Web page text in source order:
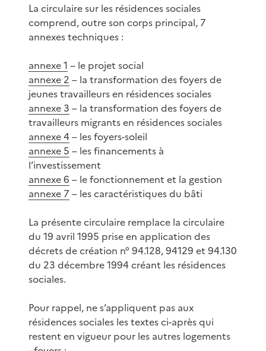
La circulaire sur les résidences sociales
comprend, outre son corps principal, 7
annexes techniques :
annexe 1 – le projet social
annexe 2 – la transformation des foyers de
jeunes travailleurs en résidences sociales
annexe 3 – la transformation des foyers de
travailleurs migrants en résidences sociales
annexe 4 – les foyers-soleil
annexe 5 – les financements à
l’investissement
annexe 6 – le fonctionnement et la gestion
annexe 7 – les caractéristiques du bâti
La présente circulaire remplace la circulaire
du 19 avril 1995 prise en application des
décrets de création n° 94.128, 94129 et 94.130
du 23 décembre 1994 créant les résidences
sociales.
Pour rappel, ne s’appliquent pas aux
résidences sociales les textes ci-après qui
restent en vigueur pour les autres logements